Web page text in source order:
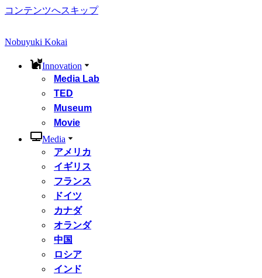
コンテンツへスキップ
Nobuyuki Kokai
Innovation
Media Lab
TED
Museum
Movie
Media
アメリカ
イギリス
フランス
ドイツ
カナダ
オランダ
中国
ロシア
インド